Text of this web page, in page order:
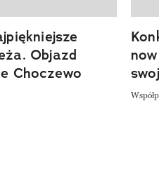
Objazd
Choczewo